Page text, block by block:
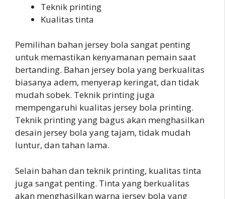
Teknik printing
Kualitas tinta
Pemilihan bahan jersey bola sangat penting
untuk memastikan kenyamanan pemain saat
bertanding. Bahan jersey bola yang berkualitas
biasanya adem, menyerap keringat, dan tidak
mudah sobek. Teknik printing juga
mempengaruhi kualitas jersey bola printing.
Teknik printing yang bagus akan menghasilkan
desain jersey bola yang tajam, tidak mudah
luntur, dan tahan lama.
Selain bahan dan teknik printing, kualitas tinta
juga sangat penting. Tinta yang berkualitas
akan menghasilkan warna jersey bola yang